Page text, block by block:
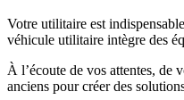
Votre utilitaire est
véhicule utilitaire intègre des
À l’écoute de vos attentes, de
anciens pour créer des